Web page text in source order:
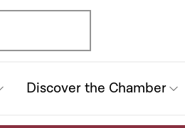
Discover the Chamber